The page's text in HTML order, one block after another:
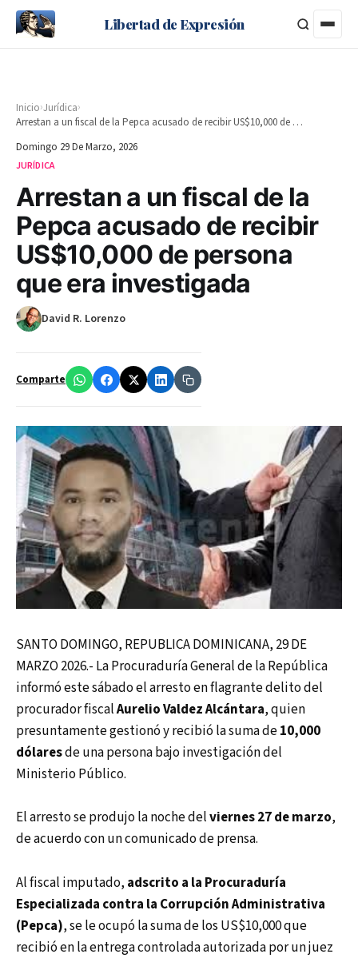
Libertad de Expresión
Inicio›Jurídica›
Arrestan a un fiscal de la Pepca acusado de recibir US$10,000 de persona que era investigada
Domingo 29 De Marzo, 2026
JURÍDICA
Arrestan a un fiscal de la
Pepca acusado de recibir
US$10,000 de persona
que era investigada
David R. Lorenzo
Comparte
SANTO DOMINGO, REPUBLICA DOMINICANA, 29 DE
MARZO 2026.- La Procuraduría General de la República
informó este sábado el arresto en flagrante delito del
procurador fiscalAurelio Valdez Alcántara, quien
presuntamente gestionó y recibió la suma de10,000
dólaresde una persona bajo investigación del
Ministerio Público.
El arresto se produjo la noche delviernes 27 de marzo,
de acuerdo con un comunicado de prensa.
Al fiscal imputado, adscrito a la Procuraduría
Especializada contra la Corrupción Administrativa
(Pepca), se le ocupó la suma de los US$10,000 que
recibió en la entrega controlada autorizada por un juez